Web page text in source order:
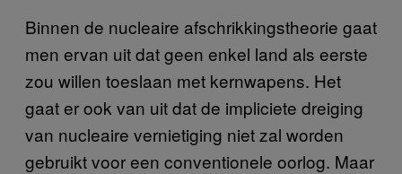
Binnen de nucleaire afschrikkingstheorie gaat
men ervan uit dat geen enkel land als eerste
zou willen toeslaan met kernwapens. Het
gaat er ook van uit dat de impliciete dreiging
van nucleaire vernietiging niet zal worden
gebruikt voor een conventionele oorlog. Maar